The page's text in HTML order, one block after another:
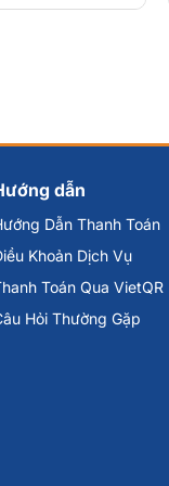
dẫn
Dẫn Thanh Toán
Khoản Dịch Vụ
Toán Qua VietQR
Hỏi Thường Gặp